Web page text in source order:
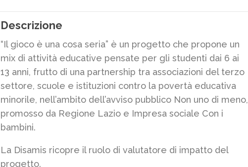
Descrizione
“Il gioco è una cosa seria” è un progetto che propone un
mix di attività educative pensate per gli studenti dai 6 ai
13 anni, frutto di una partnership tra associazioni del terzo
settore, scuole e istituzioni contro la povertà educativa
minorile, nell’ambito dell’avviso pubblico Non uno di meno,
promosso da Regione Lazio e Impresa sociale Con i
bambini.
La Disamis ricopre il ruolo di valutatore di impatto del
progetto.